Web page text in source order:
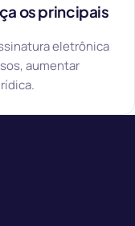
os principais
eletrônica
aumentar